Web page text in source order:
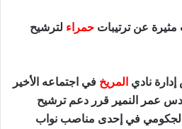
عن ترتيبات حمراء لترشيح
نادي المريخ في اجتماعه الأخير
عمر النمير قرر دعم ترشيح
في إحدى مناصب نواب